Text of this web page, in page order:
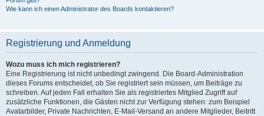
Wie kann ich einen Administrator des Boards kontaktieren?
Registrierung und Anmeldung
Wozu muss ich mich registrieren?
Eine Registrierung ist nicht unbedingt zwingend. Die Board-Administration
dieses Forums entscheidet, ob Sie registriert sein müssen, um Beiträge zu
schreiben. Auf jeden Fall erhalten Sie als registriertes Mitglied Zugriff auf
zusätzliche Funktionen, die Gästen nicht zur Verfügung stehen: zum Beispiel
Avatarbilder, Private Nachrichten, E-Mail-Versand an andere Mitglieder, Beitritt